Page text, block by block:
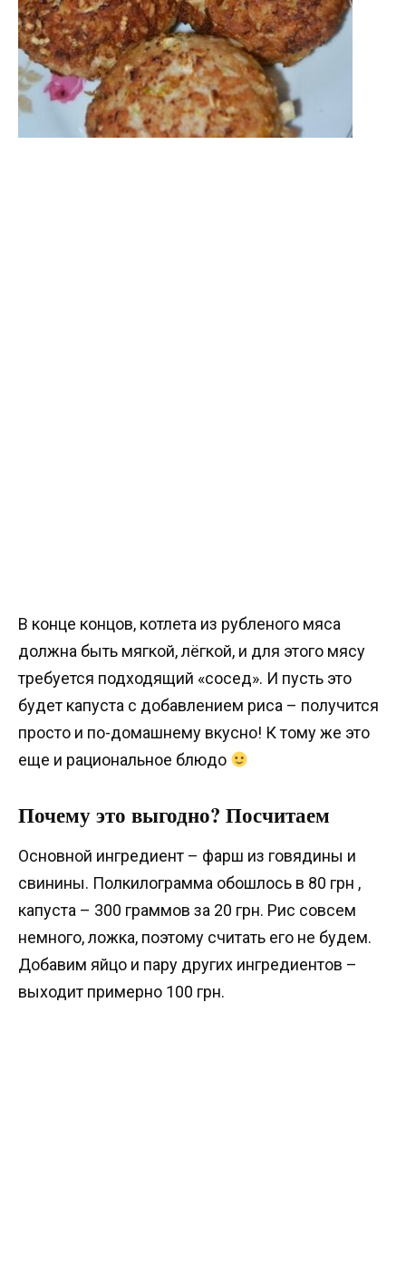
В конце концов, котлета из рубленого мяса
должна быть мягкой, лёгкой, и для этого мясу
требуется подходящий «сосед». И пусть это
будет капуста с добавлением риса – получится
просто и по-домашнему вкусно! К тому же это
еще и рациональное блюдо
Почему это выгодно? Посчитаем
Основной ингредиент – фарш из говядины и
свинины. Полкилограмма обошлось в 80 грн ,
капуста – 300 граммов за 20 грн. Рис совсем
немного, ложка, поэтому считать его не будем.
Добавим яйцо и пару других ингредиентов –
выходит примерно 100 грн.